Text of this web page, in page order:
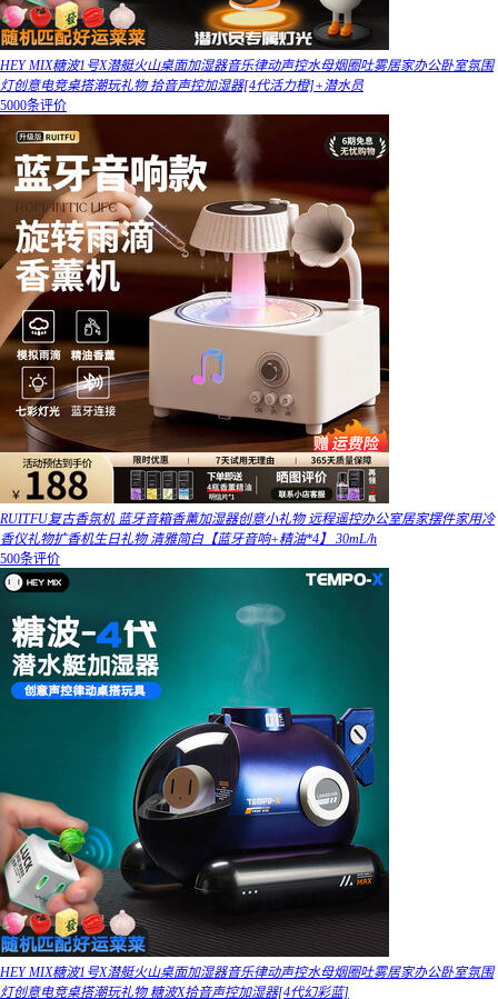
HEY MIX糖波1号X潜艇火山桌面加湿器音乐律动声控水母烟圈吐雾居家办公卧室氛围
灯创意电竞桌搭潮玩礼物 拾音声控加湿器[4代活力橙]+潜水员
5000条评价
RUITFU复古香氛机 蓝牙音箱香薰加湿器创意小礼物 远程遥控办公室居家摆件家用冷
香仪礼物扩香机生日礼物 清雅简白【蓝牙音响+精油*4】 30mL/h
500条评价
HEY MIX糖波1号X潜艇火山桌面加湿器音乐律动声控水母烟圈吐雾居家办公卧室氛围
灯创意电竞桌搭潮玩礼物 糖波X拾音声控加湿器[4代幻彩蓝]